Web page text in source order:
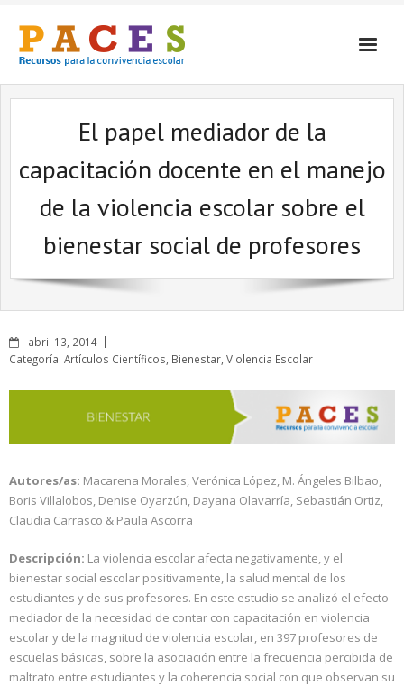
Inicio
¿Qué es PACES Recursos?
Por Temática
Por Tipo
Contacto
El papel mediador de la
capacitación docente en el manejo
de la violencia escolar sobre el
bienestar social de profesores
abril 13, 2014
Categoría: Artículos Científicos Bienestar Violencia Escolar
Autores/as: Macarena Morales, Verónica López, M. Ángeles Bilbao,
Boris Villalobos, Denise Oyarzún, Dayana Olavarría, Sebastián Ortiz,
Claudia Carrasco & Paula Ascorra
Descripción: La violencia escolar afecta negativamente, y el
bienestar social escolar positivamente, la salud mental de los
estudiantes y de sus profesores. En este estudio se analizó el efecto
mediador de la necesidad de contar con capacitación en violencia
escolar y de la magnitud de violencia escolar, en 397 profesores de
escuelas básicas, sobre la asociación entre la frecuencia percibida de
maltrato entre estudiantes y la coherencia social con que observan su